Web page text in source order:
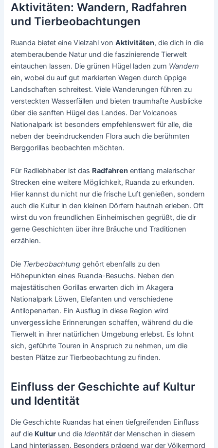
Aktivitäten: Wandern, Radfahren
und Tierbeobachtungen
Ruanda bietet eine Vielzahl vonAktivitäten, die dich in die
atemberaubende Natur und die faszinierende Tierwelt
eintauchen lassen. Die grünen Hügel laden zum Wandern
ein, wobei du auf gut markierten Wegen durch üppige
Landschaften schreitest. Viele Wanderungen führen zu
versteckten Wasserfällen und bieten traumhafte Ausblicke
über die sanften Hügel des Landes. Der Volcanoes
Nationalpark ist besonders empfehlenswert für alle, die
neben der beeindruckenden Flora auch die berühmten
Berggorillas beobachten möchten.
Für Radliebhaber ist das Radfahren entlang malerischer
Strecken eine weitere Möglichkeit, Ruanda zu erkunden.
Hier kannst du nicht nur die frische Luft genießen, sondern
auch die Kultur in den kleinen Dörfern hautnah erleben. Oft
wirst du von freundlichen Einheimischen gegrüßt, die dir
gerne Geschichten über ihre Bräuche und Traditionen
erzählen.
Die Tierbeobachtung gehört ebenfalls zu den
Höhepunkten eines Ruanda-Besuchs. Neben den
majestätischen Gorillas erwarten dich im Akagera
Nationalpark Löwen, Elefanten und verschiedene
Antilopenarten. Ein Ausflug in diese Region wird
unvergessliche Erinnerungen schaffen, während du die
Tierwelt in ihrer natürlichen Umgebung erlebst. Es lohnt
sich, geführte Touren in Anspruch zu nehmen, um die
besten Plätze zur Tierbeobachtung zu finden.
Einfluss der Geschichte auf Kultur
und Identität
Die Geschichte Ruandas hat einen tiefgreifenden Einfluss
auf die Kultur und dieIdentitätder Menschen in diesem
Land hinterlassen. Besonders prägend war der Völkermord